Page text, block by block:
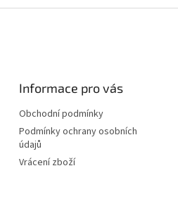
Informace pro vás
Obchodní podmínky
Podmínky ochrany osobních
údajů
Vrácení zboží